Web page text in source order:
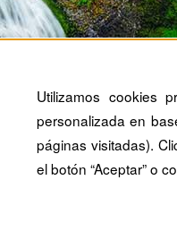
Utilizamos cookies
personalizada en
páginas visitadas).
el botón “Aceptar” o